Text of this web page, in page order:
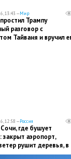
13:43 —Мир
Трампу
разговор с
Тайваня и вручил
12:58 —Россия
где бушует
закрыт аэропорт,
рушит деревья, в